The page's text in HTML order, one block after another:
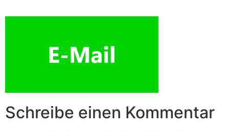
Inhalt
Schreibe einen Kommentar